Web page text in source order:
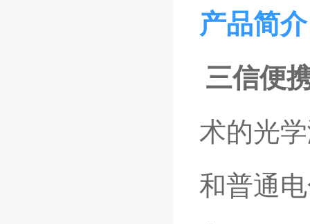
产品简
三信便
术的光
和普通